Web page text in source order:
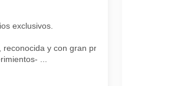
exclusivos.
y con gran proyección!
...